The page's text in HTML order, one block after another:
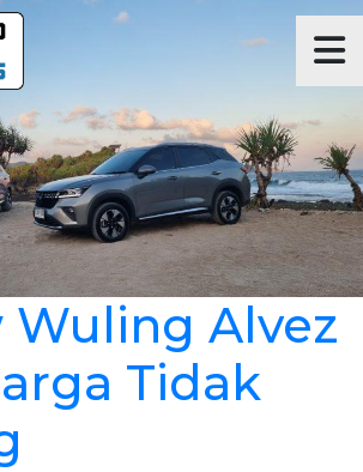
Wuling Alvez
Tidak